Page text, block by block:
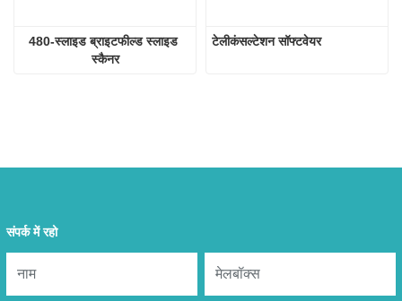
480-स्लाइड ब्राइटफील्ड स्लाइड
स्कैनर
टेलीकंसल्टेशन सॉफ्टवेयर
संपर्क में रहो